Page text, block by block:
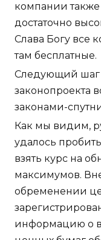
компании также
достаточно
Слава Богу все
там бесплатные.
Следующий шаг
законопроекта
законами-
Как мы видим,
удалось
взять курс на
максимумов.
обременении
информацию о